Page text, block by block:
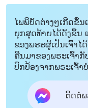
ໄພພິບັດຕ່າງໆເກີດຂຶ້
ຍຸກສຸດທ້າຍໄດ້ດັງຂຶ້ນ
ຂອງພຣະຜູ້ເປັນເຈົ້າໄ
ຄືນມາຂອງພຣະເຈົ້າ
ປົກປ້ອງຈາກພຣະເຈົ້າ
ຕິດຕໍ່ພ